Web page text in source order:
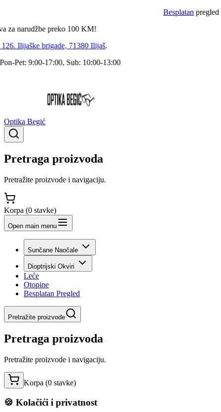
Besplatan pregled
narudžbe preko 100KM!
Ilijaške brigade, 71380 Ilijaš.
9:00-17:00, Sub: 10:00-13:00
Optika Begić
Pretraga proizvoda
Pretražite proizvode i navigaciju.
Korpa (0 stavke)
Open main menu
Sunčane Naočale
Dioptrijski Okviri
Leće
Otopine
Besplatan Pregled
Pretražite proizvode
Pretraga proizvoda
Pretražite proizvode i navigaciju.
Korpa (0 stavke)
🍪 Kolačići i privatnost